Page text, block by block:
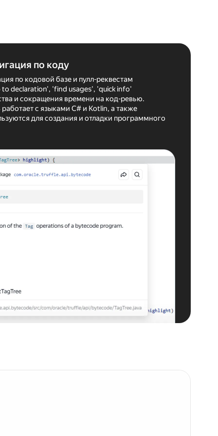
по коду
по кодовой базе и пулл-реквестам
declaration', 'find usages', 'quick info'
и сокращения времени на код-ревью.
с языками C# и Kotlin, а также
для создания и отладки программного